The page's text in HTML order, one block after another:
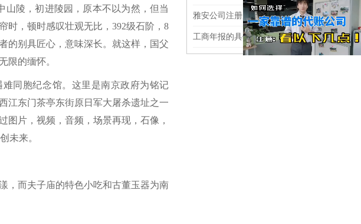
陵，初进陵园，原本不以为然，但当
时，顿时感叹壮观无比，392级石阶，8
的别具匠心，意味深长。就这样，国父
限的缅怀。
同胞纪念馆。这里是南京政府为铭记
江东门茶亭东街原日军大屠杀遗址之一
图片，视频，音频，场景再现，石像，
未来。
，而夫子庙的特色小吃和古董玉器为南
雅安公司注册后没有业务可不可以不报税
工商年报的具体操作步骤